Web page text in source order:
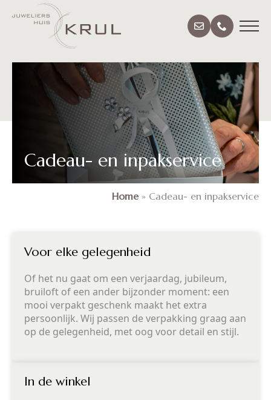
Cadeau- en inpakservice
Home » Cadeau- en inpakservice
Voor elke gelegenheid
Of het nu gaat om een verjaardag, jubileum,
bruiloft of een ander bijzonder moment: een
mooi verpakt geschenk maakt het extra
persoonlijk. Wij passen de verpakking graag aan
op de gelegenheid, met oog voor detail en stijl.
In de winkel